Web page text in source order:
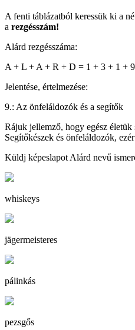
A fenti táblázatból keressük ki a
a rezgésszám!
Alárd rezgésszáma:
A + L + A + R + D = 1 + 3 + 1 +
Jelentése, értelmezése:
9.: Az önfeláldozók és a segítők
Rájuk jellemző, hogy egész
Segítőkészek és önfeláldozók,
Küldj képeslapot Alárd nevű
whiskeys
jägermeisteres
pálinkás
pezsgős